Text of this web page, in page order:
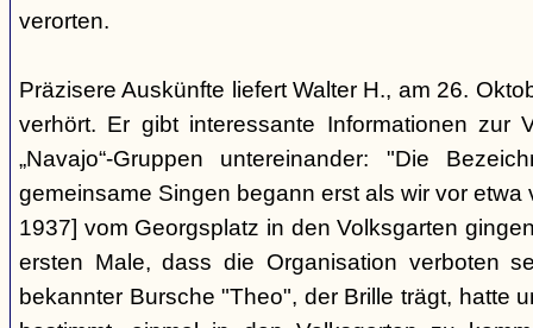
verorten.
Präzisere Auskünfte liefert Walter H., am 26.
verhört. Er gibt interessante Informationen zur
„Navajo“-Gruppen untereinander: "Die
gemeinsame Singen begann erst als wir vor etwa
1937] vom Georgsplatz in den Volksgarten
ersten Male, dass die Organisation verboten
bekannter Bursche "Theo", der Brille trägt, hatte